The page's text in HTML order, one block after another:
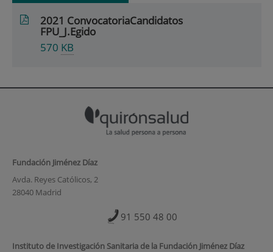
2021 ConvocatoriaCandidatos
FPU_J.Egido
570 KB
Fundación Jiménez Díaz
Avda. Reyes Católicos, 2
28040 Madrid
91 550 48 00
Instituto de Investigación Sanitaria de la Fundación Jiménez Díaz